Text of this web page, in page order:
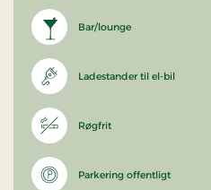
Bar/lounge
Ladestander til el-bil
Røgfrit
Parkering offentligt